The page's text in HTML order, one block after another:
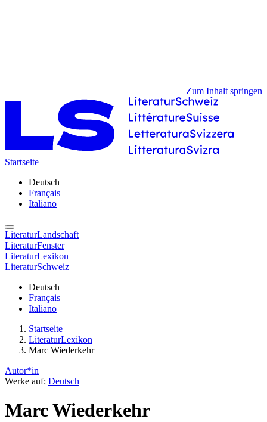
Zum Inhalt springen
Startseite
Deutsch
Français
Italiano
LiteraturLandschaft
LiteraturFenster
LiteraturLexikon
LiteraturSchweiz
Deutsch
Français
Italiano
Startseite
LiteraturLexikon
Marc Wiederkehr
Autor*in
Werke auf: Deutsch
Marc Wiederkehr